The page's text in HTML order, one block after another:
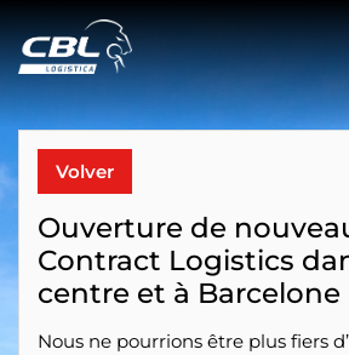
Volver
Ouverture de
Contract Logistics
centre et à Barcelone
Nous ne pourrions être plus fiers